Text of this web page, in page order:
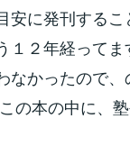
安に発刊するこ
１２年経ってま
なかったので
の本の中に、塾